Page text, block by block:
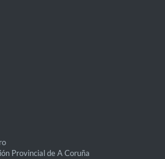
Provincial de A Coruña